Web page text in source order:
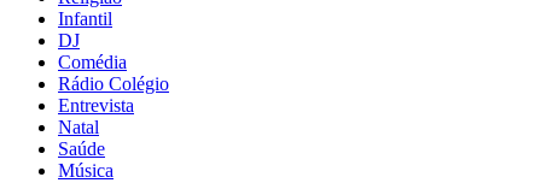
Infantil
DJ
Comédia
Rádio Colégio
Entrevista
Natal
Saúde
Música